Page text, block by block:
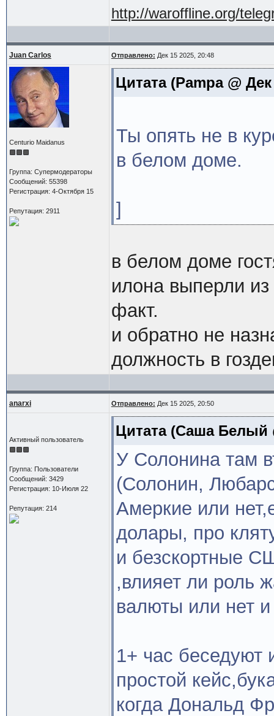
http://waroffline.org/
Juan Carlos Отправлено: Дек 15 2025, 20:48
Centurio Maidanus
Группа: Супермодераторы
Сообщений: 55398
Регистрация: 4-Октября 15
Репутация: 2911
Цитата(Pampa @ Дек
Ты опять не в
в белом доме.
]
в белом доме
илона выперли
факт.
и обратно не
должность в
anarxi Отправлено: Дек 15 2025, 20:50
Активный пользователь
Группа: Пользователи
Сообщений: 3429
Регистрация: 10-Июля 22
Репутация: 214
Цитата(Саша Белый
У Солонина там
(Солонин,
Амеркие или
долары, про
и безскортные
,влияет ли роль
валюты или нет
1+ час беседуют
простой
когда Дональд